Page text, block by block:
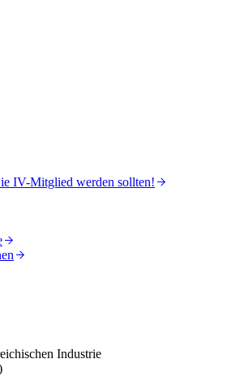
IV-Mitglied werden sollten!
Industrie